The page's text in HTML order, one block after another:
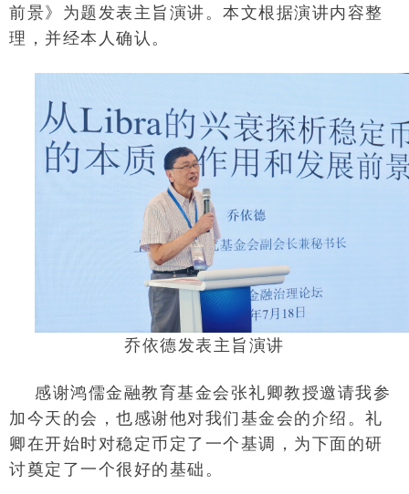
前景》为题发表主旨演讲。本文根据演讲内容整
理，并经本人确认。
乔依德发表主旨演讲
感谢鸿儒金融教育基金会张礼卿教授邀请我参
加今天的会，也感谢他对我们基金会的介绍。礼
卿在开始时对稳定币定了一个基调，为下面的研
讨奠定了一个很好的基础。